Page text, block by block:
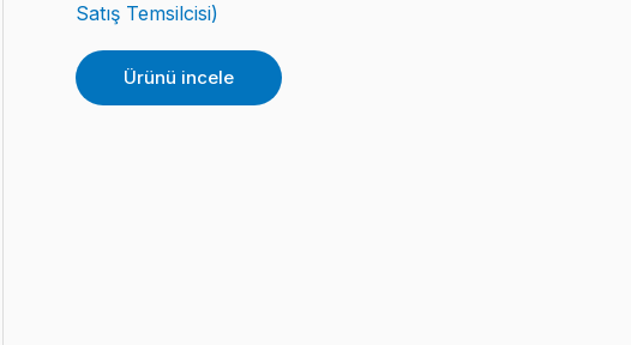
Satış Temsilcisi)
Ürünü incele